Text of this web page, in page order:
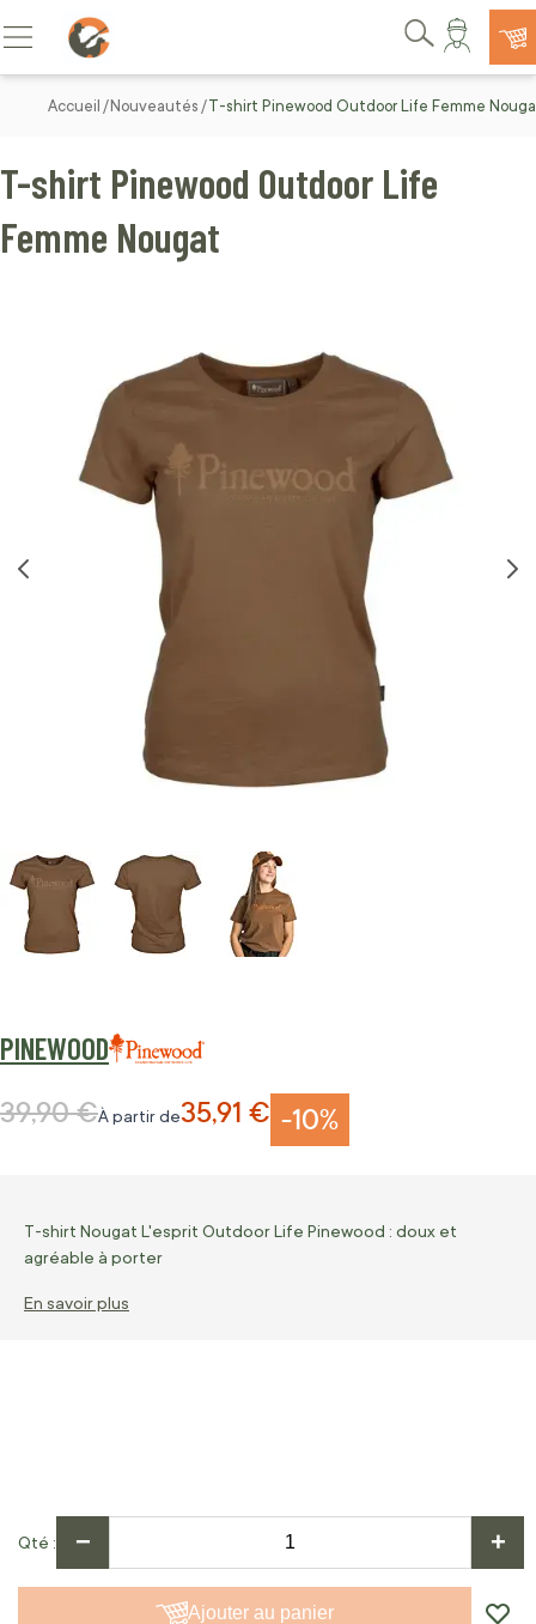
Allez au contenu
Basculer la navigation
Rechercher
Accueil Nouveautés T-shirt Pinewood Outdoor Life Femme
PINEWOOD
T-shirt Pinewood Outdoor Life
Femme Nougat
-10%
À partir de35,91 €
Prix normal
39,90 €
T-shirt Nougat L'esprit Outdoor Life Pinewood : doux et
agréable à porter
En savoir plus
Qté − +
Ajouter au panier